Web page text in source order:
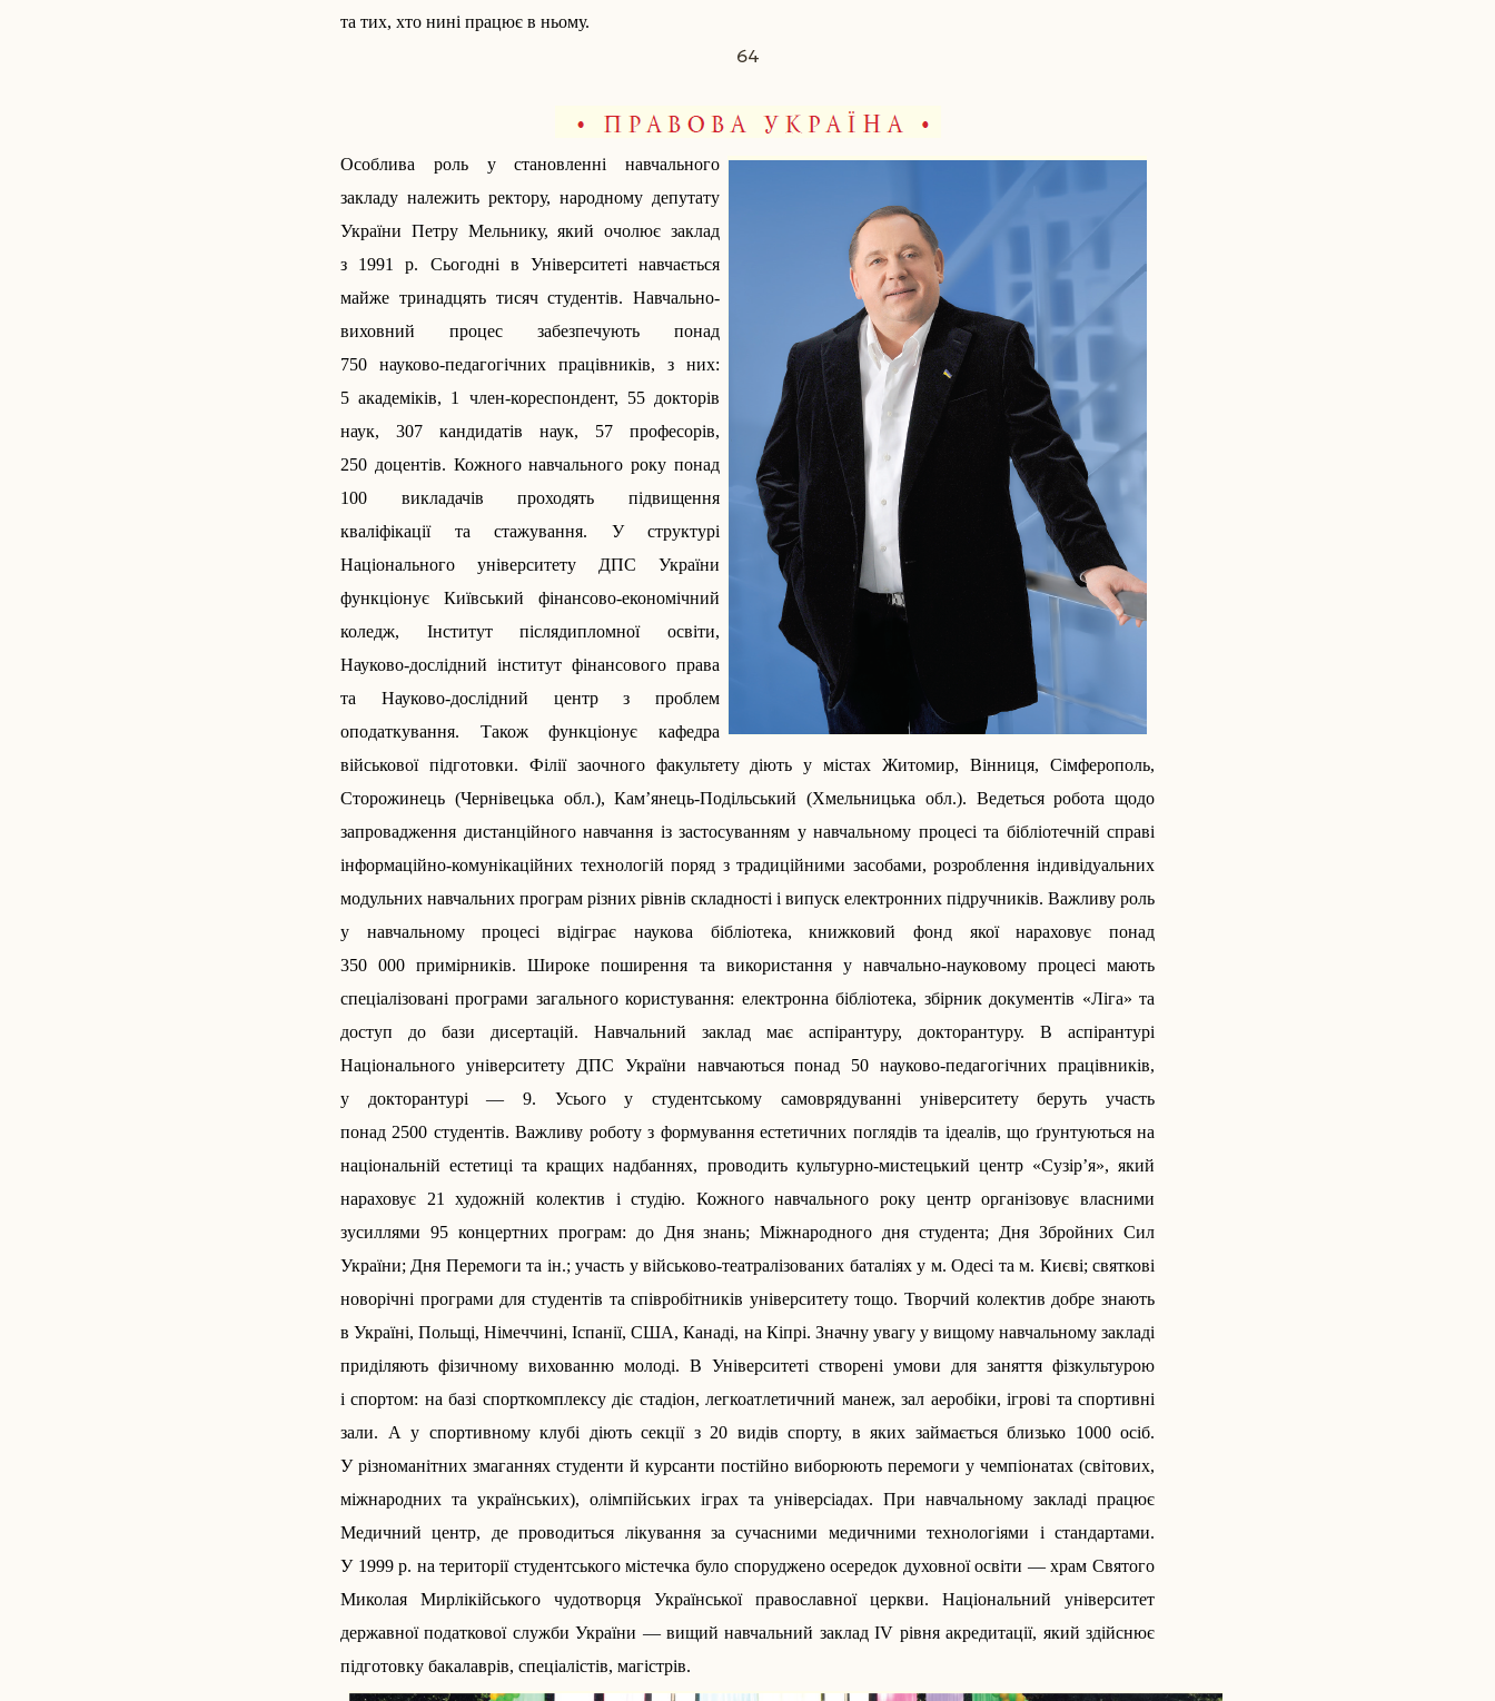
та тих, хто нині працює в ньому.
64
Особлива роль у становленні­ навчального
закладу належить ректору, народному депутату
України Петру Мельнику, який очолює заклад
з 1991 р. Сьогодні в Університеті навчається
майже тринадцять тисяч студентів. Навчально-
виховний процес забезпечують ­понад
750 науково-педагогічних працівників, з них:
5 академіків, 1 член-кореспондент, 55 докторів
наук, 307 кандидатів наук, 57 професорів,
250 доцентів. Кожного навчального року понад
100 викладачів проходять підвищення
кваліфікації та стажування. У структурі
Національного університету ДПС України
функціонує Київський фінансово-економічний
коледж, Інститут післядипломної освіти,
Науково-дослідний інститут фінансового права
та Науково-дослідний центр з проблем
оподаткування. Також функціонує кафедра
військової підготовки. Філії заочного факультету діють у містах Жито­мир, Вінниця, Сімферополь,
Сторожинець (Чернівецька обл.), Кам’янець-Подільський (Хмельницька обл.). Ведеться робота щодо
запровадження дистанційного навчання із застосуванням у навчальному процесі та бібліотечній справі
інформаційно-комунікаційних технологій поряд з традиційними засобами, розроблення індивідуальних
модульних навчальних програм різних рівнів складності і випуск електрон­них підручників. Важливу роль
у навчальному процесі відіграє наукова бібліо­тека, книжковий фонд якої нараховує понад
350 000 примірників. Широке поширення та використання у навчально-науковому процесі мають
спеціалізовані програми загального користування: електронна бібліотека, збірник документів «Ліга» та
доступ до бази дисертацій. Навчальний заклад має аспірантуру, докторантуру. В аспірантурі
Національного університету ДПС України навчаються понад 50 науково-педагогічних працівників,
у докторан­турі — 9. Усього у студентському самоврядуванні університету беруть участь
понад 2500 студентів. Важливу роботу з формування естетичних поглядів та ідеа­лів, що ґрунтуються на
національній естетиці та кращих надбаннях, проводить культурно-мистецький центр «Сузір’я», який
нараховує 21 художній колектив і студію. Кожного навчаль­ного року центр організовує власними
зусиллями 95 концертних програм: до Дня знань; Міжнародного дня студента; Дня Збройних Сил
України; Дня Перемоги та ін.; участь у військово-театралізованих баталіях у м. Одесі та м. Києві; святкові
новорічні програми для студентів та співробітників університету тощо. Творчий колектив добре знають
в Україні, Польщі, Німеччині, Іспанії, США, Канаді, на Кіпрі. Значну увагу у вищому навчальному закладі
приділяють фізичному вихованню молоді. В Університеті створені умови для заняття фізкультурою
і спортом: на базі спорткомплексу діє стадіон, легкоатлетичний манеж, зал аеробіки, ігрові та спортивні
зали. А у спортивному клубі діють секції з 20 видів спорту, в яких ­займається близько 1000 осіб.
У різноманітних змаганнях студенти й курсанти постійно виборюють перемоги у чемпіонатах (світових,
міжнародних та українських), олімпійських іграх та універсіадах. При навчальному закладі працює
Медичний центр, де проводиться лікування за сучасними медичними технологіями і стандартами.
У 1999 р. на території студентського містечка було споруджено осередок духовної освіти — храм Святого
Миколая Мирлікійського чудотворця Української православної церкви. Національний університет
державної податкової служби України — вищий навчальний заклад IV рівня акредитації, який здійснює
підготовку бакалаврів, спеціалістів, магістрів­.